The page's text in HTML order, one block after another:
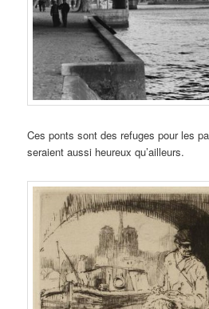
Ces ponts sont des refuges pour les
seraient aussi heureux qu’ailleurs.